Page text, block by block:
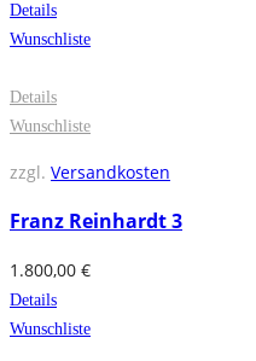
Details
Wunschliste
Details
Wunschliste
zzgl. Versandkosten
Franz Reinhardt 3
1.800,00 €
Details
Wunschliste